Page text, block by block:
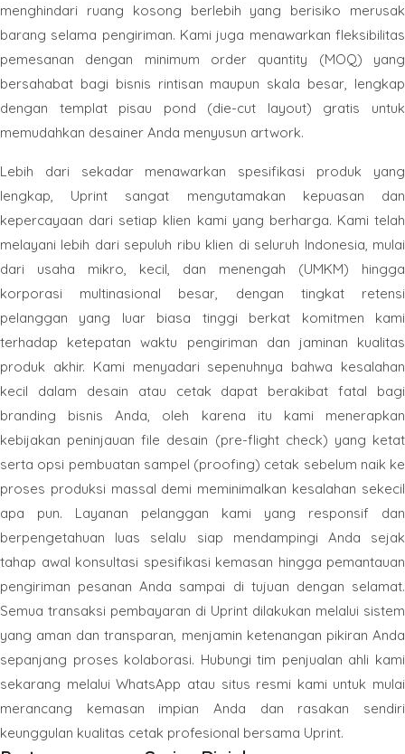
menghindari ruang kosong berlebih yang berisiko merusak
barang selama pengiriman. Kami juga menawarkan fleksibilitas
pemesanan dengan minimum order quantity (MOQ) yang
bersahabat bagi bisnis rintisan maupun skala besar, lengkap
dengan templat pisau pond (die-cut layout) gratis untuk
memudahkan desainer Anda menyusun artwork.
Lebih dari sekadar menawarkan spesifikasi produk yang
lengkap, Uprint sangat mengutamakan kepuasan dan
kepercayaan dari setiap klien kami yang berharga. Kami telah
melayani lebih dari sepuluh ribu klien di seluruh Indonesia, mulai
dari usaha mikro, kecil, dan menengah (UMKM) hingga
korporasi multinasional besar, dengan tingkat retensi
pelanggan yang luar biasa tinggi berkat komitmen kami
terhadap ketepatan waktu pengiriman dan jaminan kualitas
produk akhir. Kami menyadari sepenuhnya bahwa kesalahan
kecil dalam desain atau cetak dapat berakibat fatal bagi
branding bisnis Anda, oleh karena itu kami menerapkan
kebijakan peninjauan file desain (pre-flight check) yang ketat
serta opsi pembuatan sampel (proofing) cetak sebelum naik ke
proses produksi massal demi meminimalkan kesalahan sekecil
apa pun. Layanan pelanggan kami yang responsif dan
berpengetahuan luas selalu siap mendampingi Anda sejak
tahap awal konsultasi spesifikasi kemasan hingga pemantauan
pengiriman pesanan Anda sampai di tujuan dengan selamat.
Semua transaksi pembayaran di Uprint dilakukan melalui sistem
yang aman dan transparan, menjamin ketenangan pikiran Anda
sepanjang proses kolaborasi. Hubungi tim penjualan ahli kami
sekarang melalui WhatsApp atau situs resmi kami untuk mulai
merancang kemasan impian Anda dan rasakan sendiri
keunggulan kualitas cetak profesional bersama Uprint.